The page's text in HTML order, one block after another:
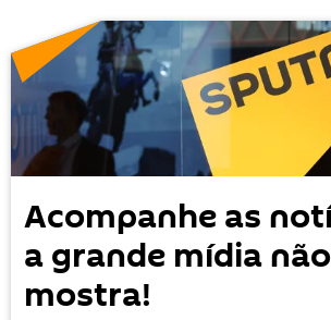
Acompanhe as
a grande mídia não
mostra!